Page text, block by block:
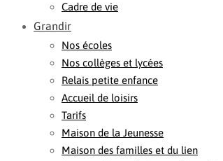
Cadre de vie
Grandir
Nos écoles
Nos collèges et lycées
Relais petite enfance
Accueil de loisirs
Tarifs
Maison de la Jeunesse
Maison des familles et du lien